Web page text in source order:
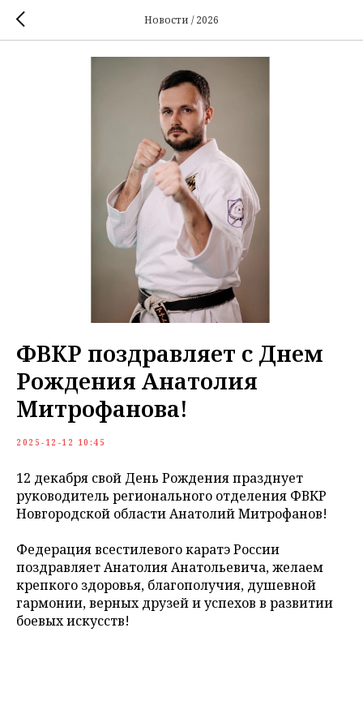
Новости / 2026
ФВКР поздравляет с Днем
Рождения Анатолия
Митрофанова!
2025-12-12 10:45
12 декабря свой День Рождения празднует
руководитель регионального отделения ФВКР
Новгородской области Анатолий Митрофанов!
Федерация всестилевого каратэ России
поздравляет Анатолия Анатольевича, желаем
крепкого здоровья, благополучия, душевной
гармонии, верных друзей и успехов в развитии
боевых искусств!